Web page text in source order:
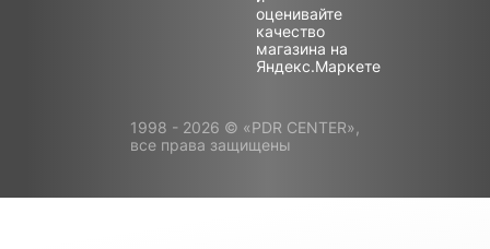
1998 - 2026 © «PDR CENTER»,
все права защищены